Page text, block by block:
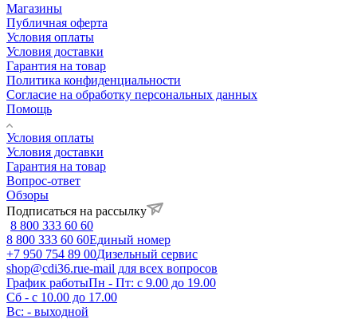
Магазины
Публичная оферта
Условия оплаты
Условия доставки
Гарантия на товар
Политика конфиденциальности
Согласие на обработку персональных данных
Помощь
Условия оплаты
Условия доставки
Гарантия на товар
Вопрос-ответ
Обзоры
Подписаться на рассылку
8 800 333 60 60
8 800 333 60 60Единый номер
+7 950 754 89 00Дизельный сервис
shop@cdi36.rue-mail для всех вопросов
График работыПн - Пт: с 9.00 до 19.00
Сб - с 10.00 до 17.00
Вс: - выходной